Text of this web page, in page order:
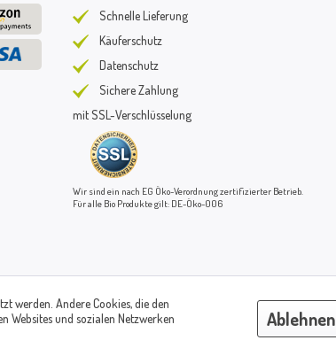
Schnelle Lieferung
Käuferschutz
Datenschutz
Sichere Zahlung
mit SSL-Verschlüsselung
Wir sind ein nach EG Öko-Verordnung zertifizierter Betrieb.
Für alle Bio Produkte gilt: DE-Öko-006
Paul e.K. | Westring 2 | 45659 Recklinghausen
-28831 | E-Mail: info@pauls-muehle.de
werden. Andere Cookies, die den
Websites und sozialen Netzwerken
Ablehnen